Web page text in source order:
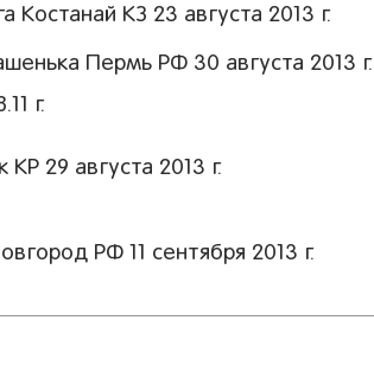
КЗ 23 августа 2013 г.
Пермь РФ 30 августа 2013 г.
г.
29 августа 2013 г.
РФ 11 сентября 2013 г.